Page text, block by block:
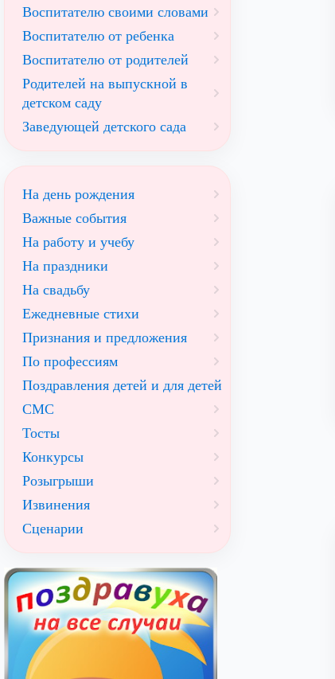
Воспитателю своими словами
Воспитателю от ребенка
Воспитателю от родителей
Родителей на выпускной в
детском саду
Заведующей детского сада
На день рождения
Важные события
На работу и учебу
На праздники
На свадьбу
Ежедневные стихи
Признания и предложения
По профессиям
Поздравления детей и для детей
СМС
Тосты
Конкурсы
Розыгрыши
Извинения
Сценарии